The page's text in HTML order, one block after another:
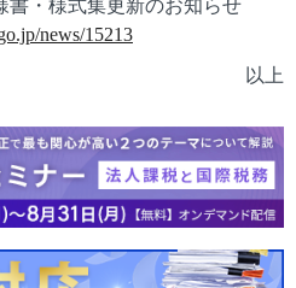
書・様式集更新のお知らせ
news/15213
以上